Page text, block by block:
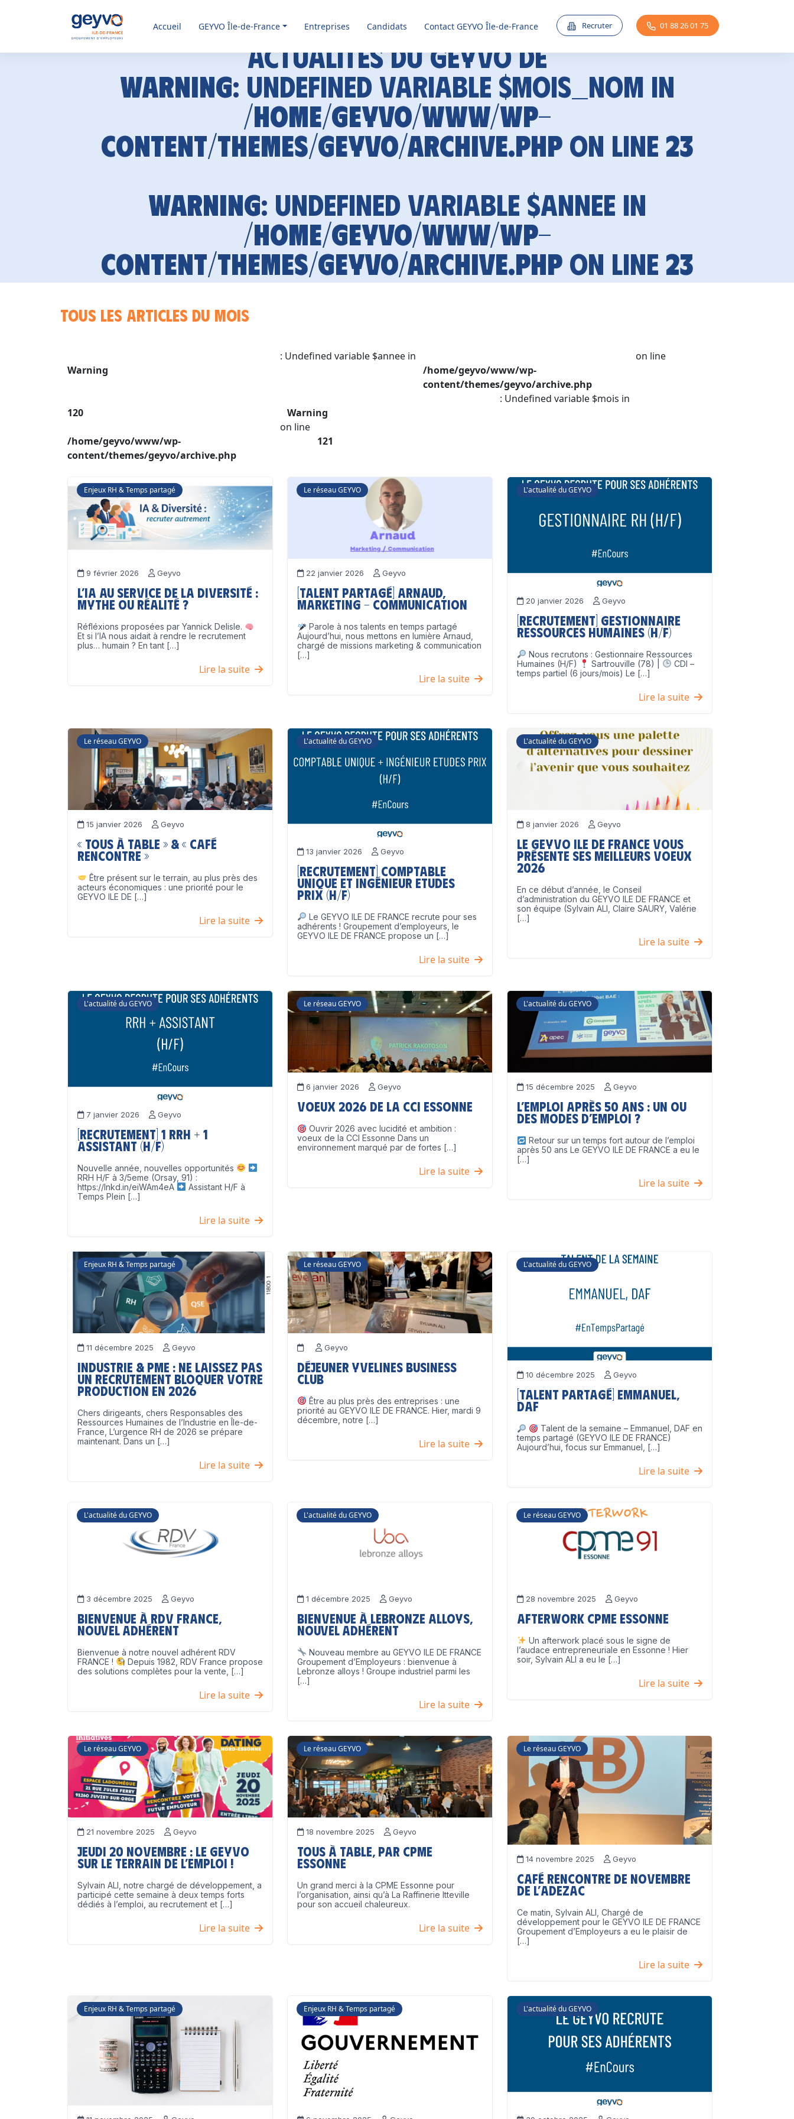
Accueil GEYVOÎle-de-France Entreprises Candidats Contact GEYVO Île-de-France Recruter 01 88 26 01 75
Actualités du GEYVO de
Warning: Undefined variable $mois_nom in
/home/geyvo/www/wp-
content/themes/geyvo/archive.phpon line 23
Warning: Undefined variable $annee in
/home/geyvo/www/wp-
content/themes/geyvo/archive.phpon line 23
Tous les articles du mois
Warning
: Undefined variable $annee in
/home/geyvo/www/wp-
content/themes/geyvo/archive.php
on line
120 Warning
: Undefined variable $mois in
/home/geyvo/www/wp-
content/themes/geyvo/archive.php
on line
121
Enjeux RH & Temps partagé
9 février 2026 Geyvo
L’IA au service de la diversité :
mythe ou réalité ?
Réfléxions proposées par Yannick Delisle.
Et si l’IA nous aidait à rendre le recrutement
plus… humain ? En tant […]
Lire la suite
Le réseau GEYVO
22 janvier 2026 Geyvo
[Talent partagé] Arnaud,
Marketing – Communication
Parole à nos talents en temps partagé
Aujourd’hui, nous mettons en lumière Arnaud,
chargé de missions marketing & communication
[…]
Lire la suite
L'actualité du GEYVO
20 janvier 2026 Geyvo
[Recrutement] Gestionnaire
Ressources Humaines (H/F)
Nous recrutons : Gestionnaire Ressources
Humaines (H/F)
Sartrouville (78) |
CDI –
temps partiel (6 jours/mois) Le […]
Lire la suite
Le réseau GEYVO
15 janvier 2026 Geyvo
« Tous à table » & « Café
Rencontre »
Être présent sur le terrain, au plus près des
acteurs économiques : une priorité pour le
GEYVO ILE DE […]
Lire la suite
L'actualité du GEYVO
13 janvier 2026 Geyvo
[Recrutement] Comptable
unique et Ingénieur Etudes
Prix (H/F)
Le GEYVO ILE DE FRANCE recrute pour ses
adhérents ! Groupement d’employeurs, le
GEYVO ILE DE FRANCE propose un […]
Lire la suite
L'actualité du GEYVO
8 janvier 2026 Geyvo
Le GEYVO Ile de France vous
présente ses meilleurs voeux
2026
En ce début d’année, le Conseil
d’administration du GEYVO ILE DE FRANCE et
son équipe (Sylvain ALI, Claire SAURY, Valérie
[…]
Lire la suite
L'actualité du GEYVO
7 janvier 2026 Geyvo
[Recrutement] 1 RRH + 1
Assistant (H/F)
Nouvelle année, nouvelles opportunités
RRH H/F à 3/5eme (Orsay, 91) :
https://lnkd.in/eiWAm4eA
Assistant H/F à
Temps Plein […]
Lire la suite
Le réseau GEYVO
6 janvier 2026 Geyvo
Voeux 2026 de la CCI Essonne
Ouvrir 2026 avec lucidité et ambition :
voeux de la CCI Essonne Dans un
environnement marqué par de fortes […]
Lire la suite
L'actualité du GEYVO
15 décembre 2025 Geyvo
L’emploi après 50 ans : un ou
des modes d’emploi ?
Retour sur un temps fort autour de l’emploi
après 50 ans Le GEYVO ILE DE FRANCE a eu le
[…]
Lire la suite
Enjeux RH & Temps partagé
11 décembre 2025 Geyvo
Industrie & PME : ne laissez pas
un recrutement bloquer votre
production en 2026
Chers dirigeants, chers Responsables des
Ressources Humaines de l’Industrie en Île-de-
France, L’urgence RH de 2026 se prépare
maintenant. Dans un […]
Lire la suite
Le réseau GEYVO
Geyvo
Déjeuner Yvelines Business
Club
Être au plus près des entreprises : une
priorité au GEYVO ILE DE FRANCE. Hier, mardi 9
décembre, notre […]
Lire la suite
L'actualité du GEYVO
10 décembre 2025 Geyvo
[Talent partagé] Emmanuel,
DAF
Talent de la semaine – Emmanuel, DAF en
temps partagé (GEYVO ILE DE FRANCE)
Aujourd’hui, focus sur Emmanuel, […]
Lire la suite
L'actualité du GEYVO
3 décembre 2025 Geyvo
Bienvenue à RDV France,
nouvel adhérent
Bienvenue à notre nouvel adhérent RDV
FRANCE !
Depuis 1982, RDV France propose
des solutions complètes pour la vente, […]
Lire la suite
L'actualité du GEYVO
1 décembre 2025 Geyvo
Bienvenue à Lebronze Alloys,
nouvel adhérent
Nouveau membre au GEYVO ILE DE FRANCE
Groupement d’Employeurs : bienvenue à
Lebronze alloys ! Groupe industriel parmi les
[…]
Lire la suite
Le réseau GEYVO
28 novembre 2025 Geyvo
Afterwork CPME Essonne
Un afterwork placé sous le signe de
l’audace entrepreneuriale en Essonne ! Hier
soir, Sylvain ALI a eu le […]
Lire la suite
Le réseau GEYVO
21 novembre 2025 Geyvo
Jeudi 20 novembre : le GEYVO
sur le terrain de l’emploi !
Sylvain ALI, notre chargé de développement, a
participé cette semaine à deux temps forts
dédiés à l’emploi, au recrutement et […]
Lire la suite
Le réseau GEYVO
18 novembre 2025 Geyvo
Tous à table, par CPME
Essonne
Un grand merci à la CPME Essonne pour
l’organisation, ainsi qu’à La Raffinerie Itteville
pour son accueil chaleureux.
Lire la suite
Le réseau GEYVO
14 novembre 2025 Geyvo
Café Rencontre de Novembre
de l’ADEZAC
Ce matin, Sylvain ALI, Chargé de
développement pour le GEYVO ILE DE FRANCE
Groupement d’Employeurs a eu le plaisir de
[…]
Lire la suite
Enjeux RH & Temps partagé Enjeux RH & Temps partagé L'actualité du GEYVO